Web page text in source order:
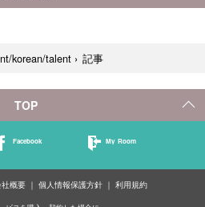
korean/talent › 記事
TOP
Facebook My Room
概要 個人情報保護方針 利用規約